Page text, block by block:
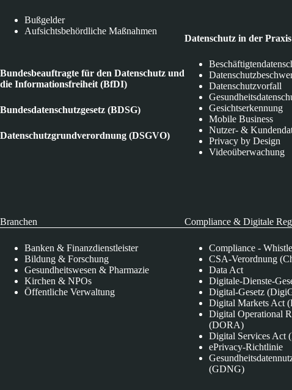
Bußgelder
Aufsichtsbehördliche Maßnahmen
Bundesbeauftragte für den Datenschutz und
die Informationsfreiheit (BfDI)
Bundesdatenschutzgesetz (BDSG)
Datenschutzgrundverordnung (DSGVO)
Datenschutz in der Praxis
Datenschutzvorfall
Gesichtserkennung
Mobile Business
Nutzer- &
Privacy by Design
Videoüberwachung
Branchen
Banken & Finanzdienstleister
Bildung & Forschung
Gesundheitswesen & Pharmazie
Kirchen & NPOs
Öffentliche Verwaltung
Compliance & Digitale
Compliance -
CSA-Verordnung
Data Act
Digitale-Dienste-
Digital-Gesetz
Digital Markets Act
Digital Operational
(DORA)
Digital Services Act
ePrivacy-Richtlinie
(GDNG)